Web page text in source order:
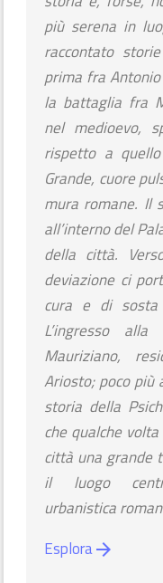
più serena in
raccontato
prima fra
la battaglia fra
nel medioevo,
rispetto a
Grande, cuore
mura romane. Il
all’interno del
della città.
deviazione ci
cura e di sosta
L’ingresso
Mauriziano,
Ariosto; poco più
storia della
che qualche
città una grande
il luogo
urbanistica
Esploraarrow_forward